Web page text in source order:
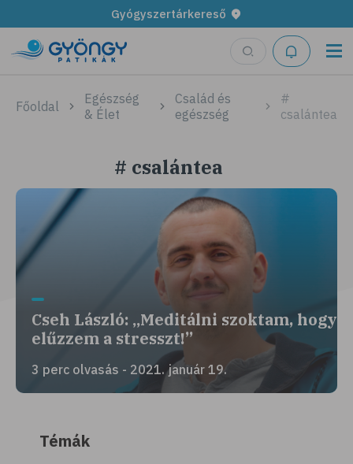
Gyógyszertárkereső
Főoldal
Egészség
& Élet
Család és
egészség
#
csalántea
# csalántea
Cseh László: „Meditálni szoktam, hogy
elűzzem a stresszt!”
3 perc olvasás - 2021. január 19.
Témák